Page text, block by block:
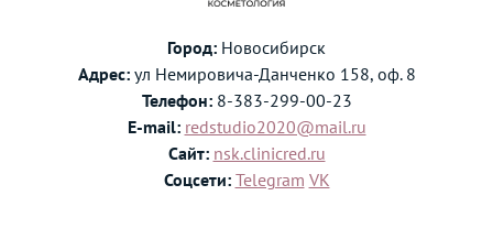
Город: Новосибирск
Адрес:ул Немировича-Данченко 158, оф. 8
Телефон:8-383-299-00-23
E-mail: redstudio2020@mail.ru
Сайт: nsk.clinicred.ru
Соцсети: Telegram VK